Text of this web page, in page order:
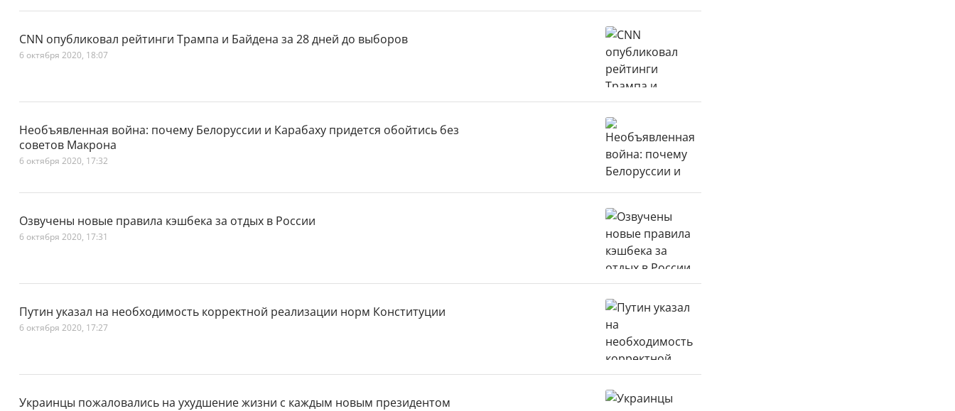
CNN опубликовал рейтинги Трампа и Байдена за 28 дней до выборов
6 октября 2020, 18:07
Необъявленная война: почему Белоруссии и Карабаху придется обойтись без
советов Макрона
6 октября 2020, 17:32
Озвучены новые правила кэшбека за отдых в России
6 октября 2020, 17:31
Путин указал на необходимость корректной реализации норм Конституции
6 октября 2020, 17:27
Украинцы пожаловались на ухудшение жизни с каждым новым президентом